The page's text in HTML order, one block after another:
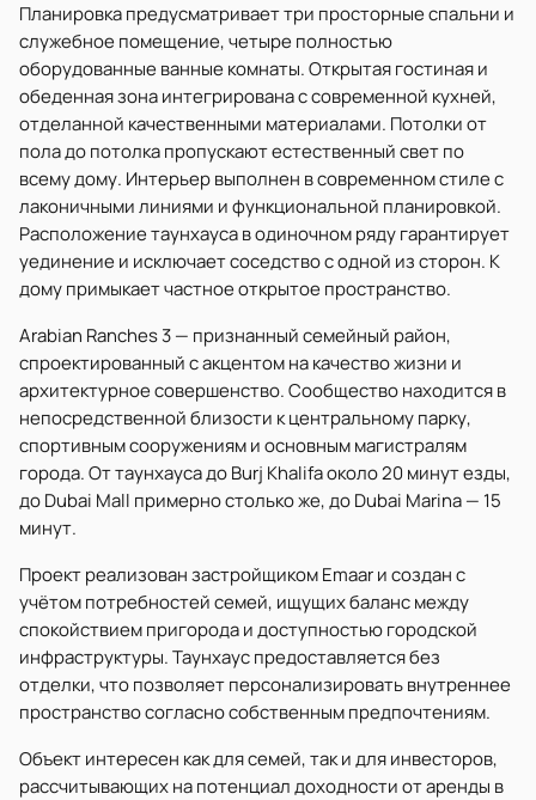
Планировка предусматривает три просторные спальни и
служебное помещение, четыре полностью
оборудованные ванные комнаты. Открытая гостиная и
обеденная зона интегрирована с современной кухней,
отделанной качественными материалами. Потолки от
пола до потолка пропускают естественный свет по
всему дому. Интерьер выполнен в современном стиле с
лаконичными линиями и функциональной планировкой.
Расположение таунхауса в одиночном ряду гарантирует
уединение и исключает соседство с одной из сторон. К
дому примыкает частное открытое пространство.
Arabian Ranches 3 — признанный семейный район,
спроектированный с акцентом на качество жизни и
архитектурное совершенство. Сообщество находится в
непосредственной близости к центральному парку,
спортивным сооружениям и основным магистралям
города. От таунхауса до Burj Khalifa около 20 минут езды,
до Dubai Mall примерно столько же, до Dubai Marina — 15
минут.
Проект реализован застройщиком Emaar и создан с
учётом потребностей семей, ищущих баланс между
спокойствием пригорода и доступностью городской
инфраструктуры. Таунхаус предоставляется без
отделки, что позволяет персонализировать внутреннее
пространство согласно собственным предпочтениям.
Объект интересен как для семей, так и для инвесторов,
рассчитывающих на потенциал доходности от аренды в